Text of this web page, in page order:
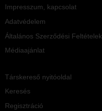
Impresszum, kapcsolat
Adatvédelem
Általános Szerződési Feltételek
Médiaajánlat
Társkereső nyitóoldal
Keresés
Regisztráció